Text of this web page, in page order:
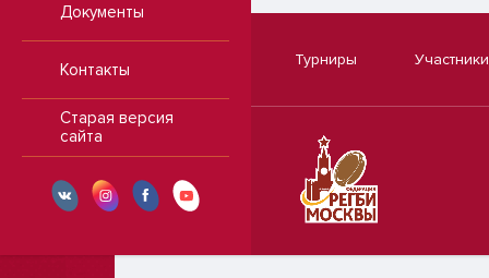
Документы
Контакты
Старая версия
сайта
Турниры Участники